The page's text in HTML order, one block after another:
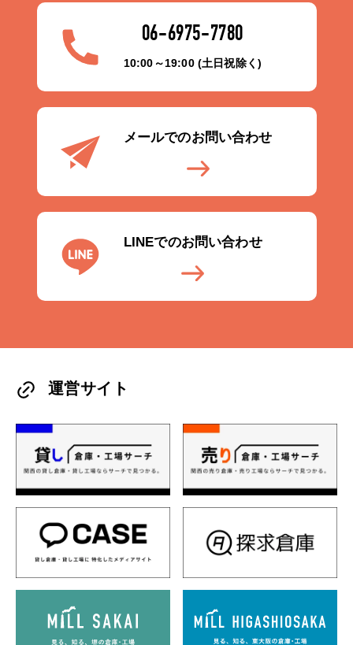
06-6975-7780
10:00～19:00 (土日祝除く)
メールでのお問い合わせ
LINEでのお問い合わせ
運営サイト